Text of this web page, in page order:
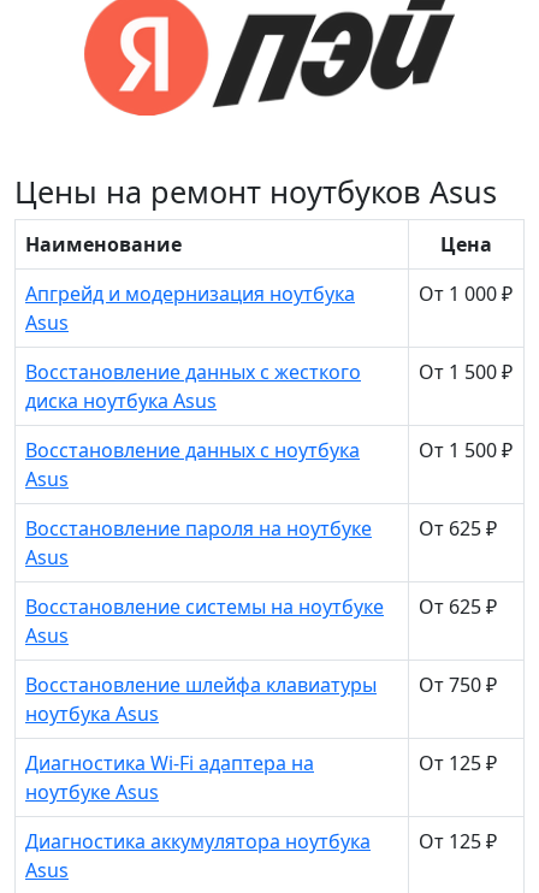
Цены на ремонт ноутбуков Asus
Наименование
Цена
Апгрейд и модернизация ноутбука
Asus
От 1 000 ₽
Восстановление данных с жесткого
диска ноутбука Asus
От 1 500 ₽
Восстановление данных с ноутбука
Asus
От 1 500 ₽
Восстановление пароля на ноутбуке
Asus
От 625 ₽
Восстановление системы на ноутбуке
Asus
От 625 ₽
Восстановление шлейфа клавиатуры
ноутбука Asus
От 750 ₽
Диагностика Wi-Fi адаптера на
ноутбуке Asus
От 125 ₽
Диагностика аккумулятора ноутбука
Asus
От 125 ₽